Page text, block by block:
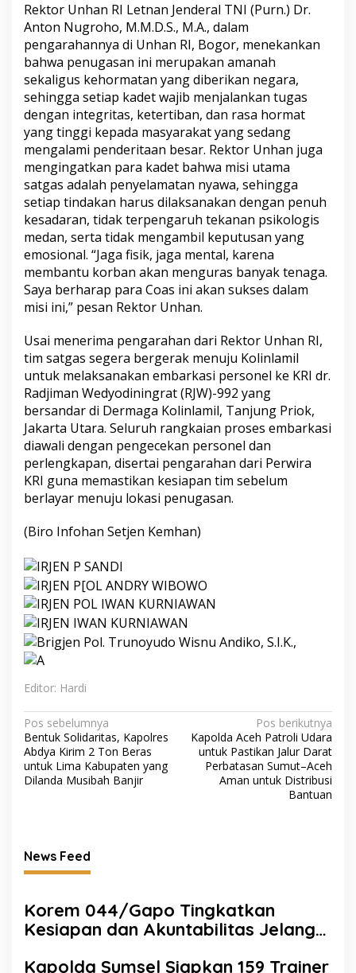
Rektor Unhan RI Letnan Jenderal TNI (Purn.) Dr.
Anton Nugroho, M.M.D.S., M.A., dalam
pengarahannya di Unhan RI, Bogor, menekankan
bahwa penugasan ini merupakan amanah
sekaligus kehormatan yang diberikan negara,
sehingga setiap kadet wajib menjalankan tugas
dengan integritas, ketertiban, dan rasa hormat
yang tinggi kepada masyarakat yang sedang
mengalami penderitaan besar. Rektor Unhan juga
mengingatkan para kadet bahwa misi utama
satgas adalah penyelamatan nyawa, sehingga
setiap tindakan harus dilaksanakan dengan penuh
kesadaran, tidak terpengaruh tekanan psikologis
medan, serta tidak mengambil keputusan yang
emosional. “Jaga fisik, jaga mental, karena
membantu korban akan menguras banyak tenaga.
Saya berharap para Coas ini akan sukses dalam
misi ini,” pesan Rektor Unhan.
Usai menerima pengarahan dari Rektor Unhan RI,
tim satgas segera bergerak menuju Kolinlamil
untuk melaksanakan embarkasi personel ke KRI dr.
Radjiman Wedyodiningrat (RJW)-992 yang
bersandar di Dermaga Kolinlamil, Tanjung Priok,
Jakarta Utara. Seluruh rangkaian proses embarkasi
diawali dengan pengecekan personel dan
perlengkapan, disertai pengarahan dari Perwira
KRI guna memastikan kesiapan tim sebelum
berlayar menuju lokasi penugasan.
(Biro Infohan Setjen Kemhan)
Editor: Hardi
Navigasi
pos
Pos sebelumnya
Bentuk Solidaritas, Kapolres
Abdya Kirim 2 Ton Beras
untuk Lima Kabupaten yang
Dilanda Musibah Banjir
Pos berikutnya
Kapolda Aceh Patroli Udara
untuk Pastikan Jalur Darat
Perbatasan Sumut–Aceh
Aman untuk Distribusi
Bantuan
News Feed
Korem 044/Gapo Tingkatkan
Kesiapan dan Akuntabilitas Jelang
Kapolda Sumsel Siapkan 159 Trainer